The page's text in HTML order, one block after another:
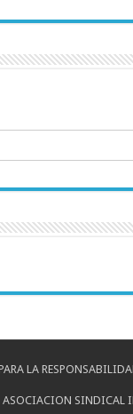
LA
SINDICAL